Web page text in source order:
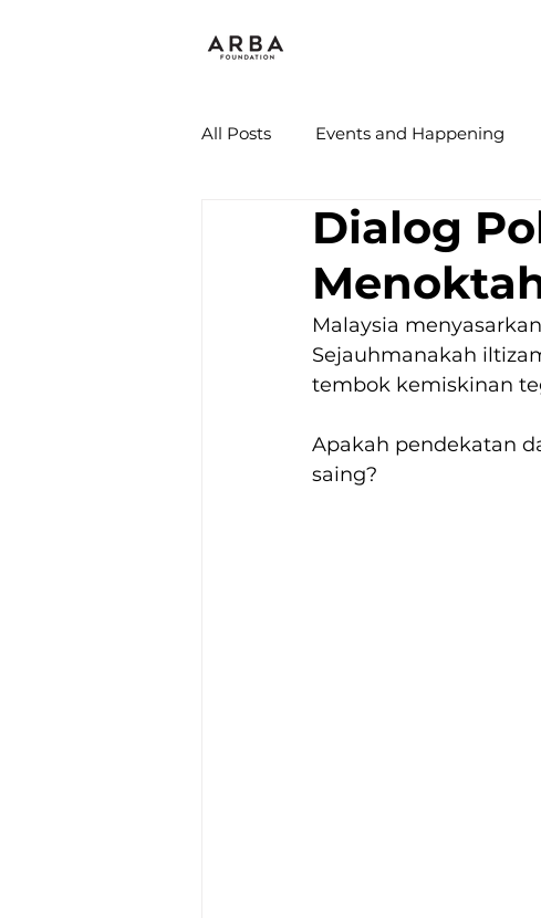
All Posts Events and Happening
Dialog
Malaysia
Sejauhmanakah
tembok kemiskinan
Apakah pendekatan
saing?